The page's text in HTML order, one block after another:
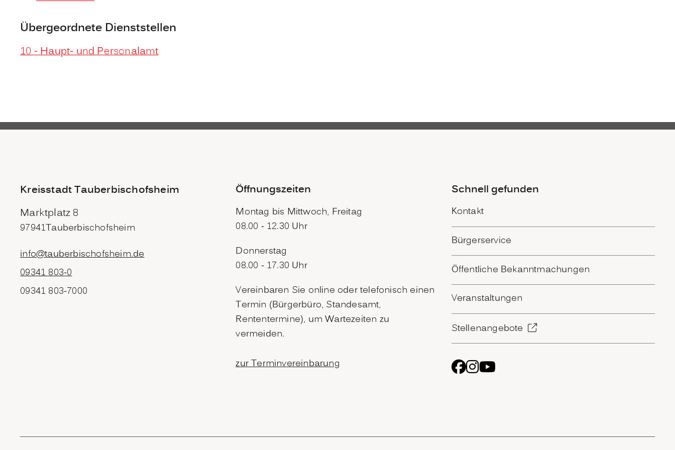
Übergeordnete Dienststellen
10 - Haupt- und Personalamt
Kreisstadt Tauberbischofsheim
Marktplatz 8
97941Tauberbischofsheim
info@tauberbischofsheim.de
09341 803-0
09341 803-7000
Öffnungszeiten
Montag bis Mittwoch, Freitag
08.00 - 12.30 Uhr
Donnerstag
08.00 - 17.30 Uhr
Vereinbaren Sie online oder telefonisch einen
Termin (Bürgerbüro, Standesamt,
Rententermine), um Wartezeiten zu
vermeiden.
zur Terminvereinbarung
Schnell gefunden
Kontakt
Bürgerservice
Öffentliche Bekanntmachungen
Veranstaltungen
Stellenangebote